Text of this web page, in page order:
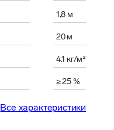
1,8 м
20 м
4.1 кг/м²
≥ 25 %
Все характеристики